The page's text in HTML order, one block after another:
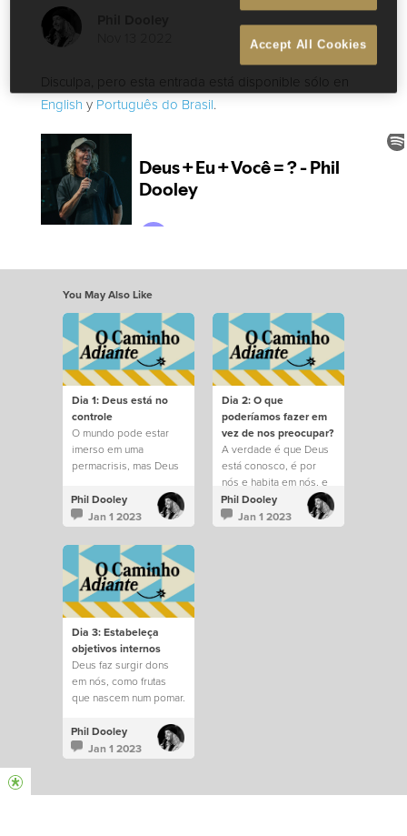
Disculpa, pero esta entrada está disponible sólo en
English y Português do Brasil.
You May Also Like
Dia 1: Deus está no
controle
O mundo pode estar
imerso em uma
permacrisis, mas Deus
de tudo.
Phil Dooley
Jan 1 2023
Dia 2: O que
poderíamos fazer em
vez de nos preocupar?
A verdade é que Deus
está conosco, é por
nós e habita em nós, e
saber disso muda tudo.
Phil Dooley
Jan 1 2023
Dia 3: Estabeleça
objetivos internos
Deus faz surgir dons
em nós, como frutas
que nascem num pomar.
Phil Dooley
Jan 1 2023
Accept All Cookies